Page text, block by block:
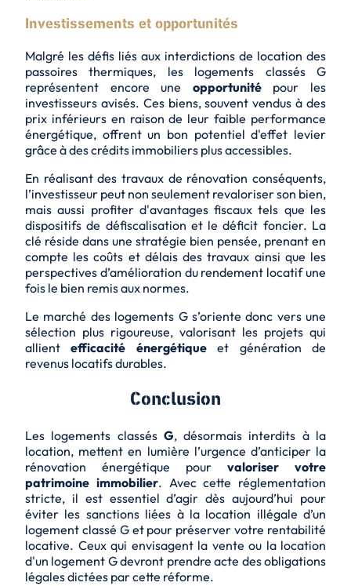
Investissements et opportunités
Malgré les défis liés aux interdictions de location des
passoires thermiques, les logements classés G
représentent encore une opportunitépour les
investisseurs avisés. Ces biens, souvent vendus à des
prix inférieurs en raison de leur faible performance
énergétique, offrent un bon potentiel d'effet levier
grâce à des crédits immobiliers plus accessibles.
En réalisant des travaux de rénovation conséquents,
l’investisseur peut non seulement revaloriser son bien,
mais aussi profiter d'avantages fiscaux tels que les
dispositifs de défiscalisation et le déficit foncier. La
clé réside dans une stratégie bien pensée, prenant en
compte les coûts et délais des travaux ainsi que les
perspectives d’amélioration du rendement locatif une
fois le bien remis aux normes.
Le marché des logements G s’oriente donc vers une
sélection plus rigoureuse, valorisant les projets qui
allientefficacité énergétiqueet génération de
revenus locatifs durables.
Conclusion
Les logements classés G, désormais interdits à la
location, mettent en lumière l’urgence d’anticiper la
rénovation énergétique pour valoriser votre
patrimoine immobilier. Avec cette réglementation
stricte, il est essentiel d’agir dès aujourd’hui pour
éviter les sanctions liées à la location illégale d’un
logement classé G et pour préserver votre rentabilité
locative. Ceux qui envisagent la vente ou la location
d'un logement G devront prendre acte des obligations
légales dictées par cette réforme.